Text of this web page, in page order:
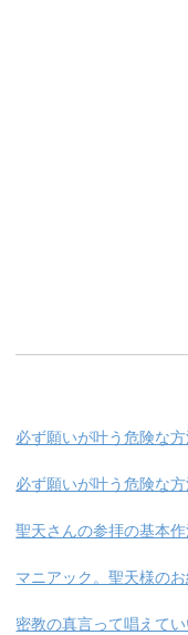
必ず願いが叶う危険な方
必ず願いが叶う危険な
聖天さんの参拝の基本
マニアック。聖天様の
密教の真言って唱えてい